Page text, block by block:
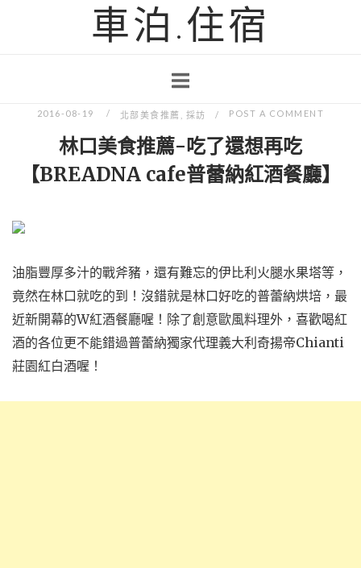
車泊.住宿
2016-08-19 北部美食推薦 採訪 POST A COMMENT
林口美食推薦-吃了還想再吃
【BREADNA cafe普蕾納紅酒餐廳】
油脂豐厚多汁的戰斧豬，還有難忘的伊比利火腿水果塔等，
竟然在林口就吃的到！沒錯就是林口好吃的普蕾納烘培，最
近新開幕的W紅酒餐廳喔！除了創意歐風料理外，喜歡喝紅
酒的各位更不能錯過普蕾納獨家代理義大利奇揚帝Chianti
莊園紅白酒喔！